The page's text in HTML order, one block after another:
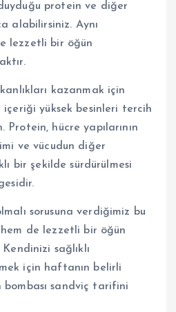
protein ve diğer
alabilirsiniz. Aynı
lezzetli bir öğün
kazanmak için
yüksek besinleri tercih
hücre yapılarının
ve vücudun diğer
bir şekilde sürdürülmesi
sorusuna verdiğimiz bu
hem de lezzetli bir öğün
sağlıklı
için haftanın belirli
sandviç tarifini